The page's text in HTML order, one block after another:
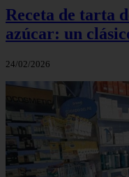
Receta de tarta
azúcar: un
24/02/2026